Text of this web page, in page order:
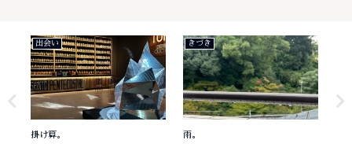
出会い
掛け算。
きづき
雨。